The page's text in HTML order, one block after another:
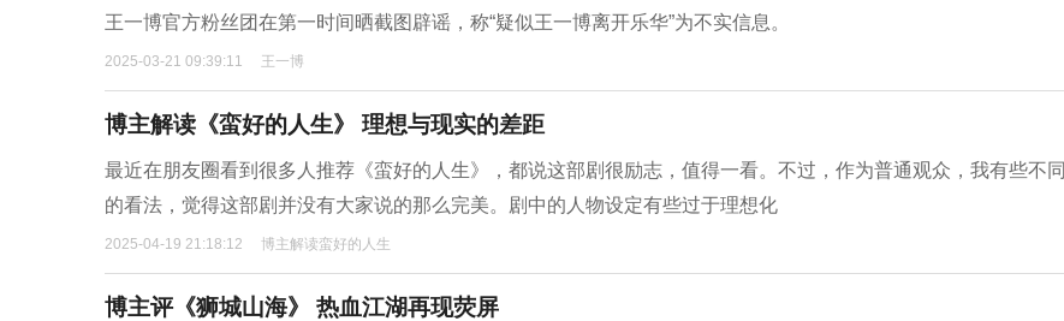
王一博官方粉丝团在第一时间晒截图辟谣，称“疑似王一博离开乐华”为不实信息。
2025-03-21 09:39:11 王一博
博主解读《蛮好的人生》 理想与现实的差距
最近在朋友圈看到很多人推荐《蛮好的人生》，都说这部剧很励志，值得一看。不过，作为普通观众，我有些不同
的看法，觉得这部剧并没有大家说的那么完美。剧中的人物设定有些过于理想化
2025-04-19 21:18:12 博主解读蛮好的人生
博主评《狮城山海》 热血江湖再现荧屏